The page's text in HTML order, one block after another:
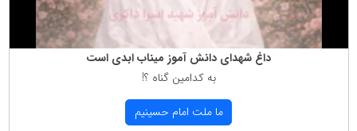
داغ شهدای دانش آموز میناب ابدی است
به كدامین گناه ؟!
ما ملت امام حسینیم